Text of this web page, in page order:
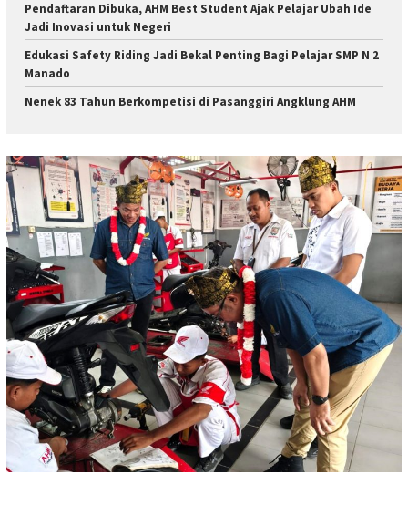
Pendaftaran Dibuka, AHM Best Student Ajak Pelajar Ubah Ide
Jadi Inovasi untuk Negeri
Edukasi Safety Riding Jadi Bekal Penting Bagi Pelajar SMP N 2
Manado
Nenek 83 Tahun Berkompetisi di Pasanggiri Angklung AHM